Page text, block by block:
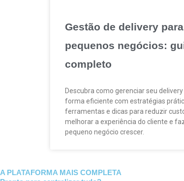
Gestão de delivery para
pequenos negócios:
completo
Descubra como gerenciar seu delivery
forma eficiente com estratégias
ferramentas e dicas para reduzir
melhorar a experiência do cliente e
pequeno negócio crescer.
A PLATAFORMA MAIS COMPLETA